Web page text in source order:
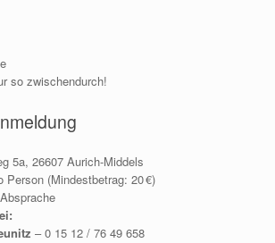
so zwischendurch!
5a, 26607 Aurich-Middels
Person (Mindestbetrag: 20 €)
– 0 15 12 / 76 49 658